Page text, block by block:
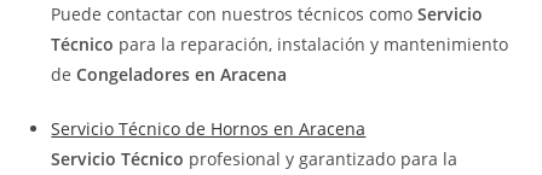
Puede contactar con nuestros técnicos como Servicio
Técnico para la reparación, instalación y mantenimiento
deCongeladores en Aracena
Servicio Técnico de Hornos en Aracena
Servicio Técnico profesional y garantizado para la